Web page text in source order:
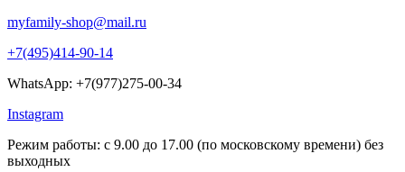
myfamily-shop@mail.ru
+7(495)414-90-14
WhatsApp: +7(977)275-00-34
Instagram
Режим работы: с 9.00 до 17.00 (по московскому времени) без
выходных